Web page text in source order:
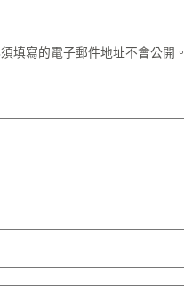
填寫的電子郵件地址不會公開。